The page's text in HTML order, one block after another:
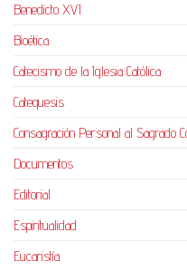
Benedicto XVI
Bioética
Catecismo de la Iglesia Católica
Catequesis
Consagración Personal al Sagrado
Documentos
Editorial
Espiritualidad
Eucaristía